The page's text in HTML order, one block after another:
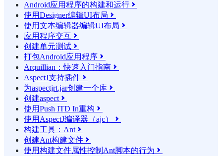
Android应用程序的构建和运行 
使用Designer编辑UI布局 
使用文本编辑器编辑UI布局 
应用程序交互 
创建单元测试 
打包Android应用程序 
Arquillian：快速入门指南 
AspectJ支持插件 
为aspectjrt.jar创建一个库 
创建aspect 
使用Push ITD In重构 
使用AspectJ编译器（ajc） 
构建工具：Ant 
创建Ant构建文件 
使用构建文件属性控制Ant脚本的行为 